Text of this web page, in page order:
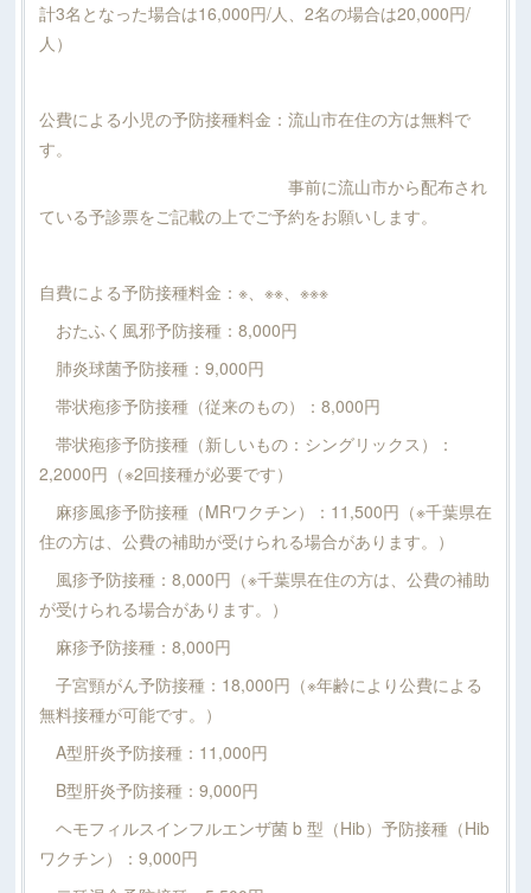
計3名となった場合は16,000円/人、2名の場合は20,000円/
人）
公費による小児の予防接種料金：流山市在住の方は無料で
す。
事前に流山市から配布され
ている予診票をご記載の上でご予約をお願いします。
自費による予防接種料金：※、※※、※※※
おたふく風邪予防接種：8,000円
肺炎球菌予防接種：9,000円
帯状疱疹予防接種（従来のもの）：8,000円
帯状疱疹予防接種（新しいもの：シングリックス）：
2,2000円（※2回接種が必要です）
麻疹風疹予防接種（MRワクチン）：11,500円（※千葉県在
住の方は、公費の補助が受けられる場合があります。）
風疹予防接種：8,000円（※千葉県在住の方は、公費の補助
が受けられる場合があります。）
麻疹予防接種：8,000円
子宮頸がん予防接種：18,000円（※年齢により公費による
無料接種が可能です。）
A型肝炎予防接種：11,000円
B型肝炎予防接種：9,000円
ヘモフィルスインフルエンザ菌 b 型（Hib）予防接種（Hib
ワクチン）：9,000円